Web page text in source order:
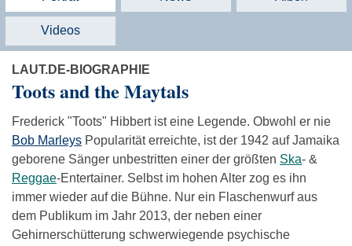
Videos
LAUT.DE-BIOGRAPHIE
Toots and the Maytals
Frederick "Toots" Hibbert ist eine Legende. Obwohl er nie
Bob Marleys Popularität erreichte, ist der 1942 auf Jamaika
geborene Sänger unbestritten einer der größten Ska- &
Reggae-Entertainer. Selbst im hohen Alter zog es ihn
immer wieder auf die Bühne. Nur ein Flaschenwurf aus
dem Publikum im Jahr 2013, der neben einer
Gehirnerschütterung schwerwiegende psychische